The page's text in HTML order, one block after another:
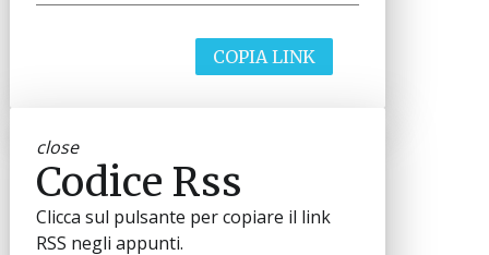
COPIA LINK
close
Codice Rss
Clicca sul pulsante per copiare il link
RSS negli appunti.